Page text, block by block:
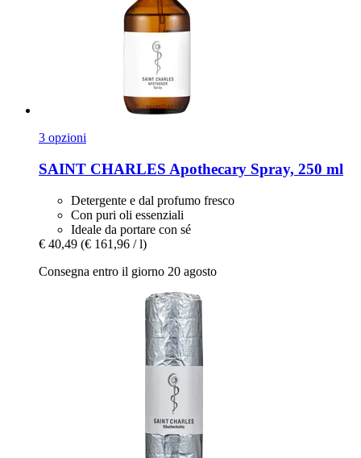
3 opzioni
SAINT CHARLES Apothecary Spray, 250 ml
Detergente e dal profumo fresco
Con puri oli essenziali
Ideale da portare con sé
€ 40,49 (€ 161,96 / l)
Consegna entro il giorno 20 agosto